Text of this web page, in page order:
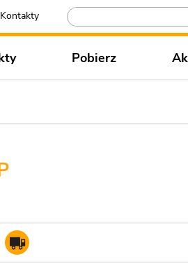
Kontakty
Pobierz